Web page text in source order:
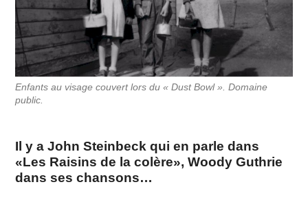
Enfants au visage couvert lors du « Dust Bowl ». Domaine
public.
Il y a John Steinbeck qui en parle dans
«Les Raisins de la colère», Woody Guthrie
dans ses chansons…